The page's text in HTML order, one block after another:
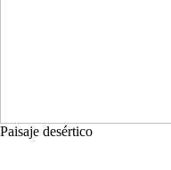
Paisaje desértico